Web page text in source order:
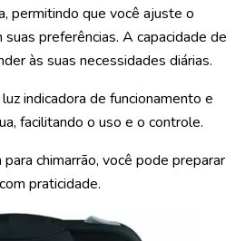
permitindo que você ajuste o
preferências. A capacidade de
às suas necessidades diárias.
indicadora de funcionamento e
facilitando o uso e o controle.
chimarrão, você pode preparar
praticidade.